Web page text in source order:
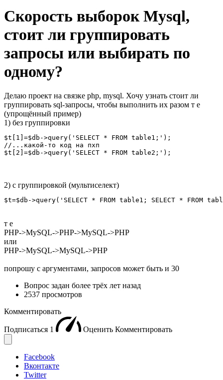
Скорость выборок Mysql,
стоит ли группировать
запросы или выбирать по
одному?
Делаю проект на связке php, mysql. Хочу узнать стоит ли
группировать sql-запросы, чтобы выполнить их разом т е
(упрощённый пример)
1) без группировки
$t[1]=$db->query('SELECT * FROM table1;');
//...какой-то код на пхп
$t[2]=$db->query('SELECT * FROM table2;');
2) с группировкой (мультиселект)
$t=$db->query('SELECT * FROM table1; SELECT * FROM
т е
PHP->MySQL->PHP->MySQL->PHP
или
PHP->MySQL->MySQL->PHP
попрошу с аргументами, запросов может быть и 30
Вопрос задан более трёх лет назад
2537 просмотров
Комментировать
Подписаться 1 Оценить Комментировать
Facebook
Вконтакте
Twitter